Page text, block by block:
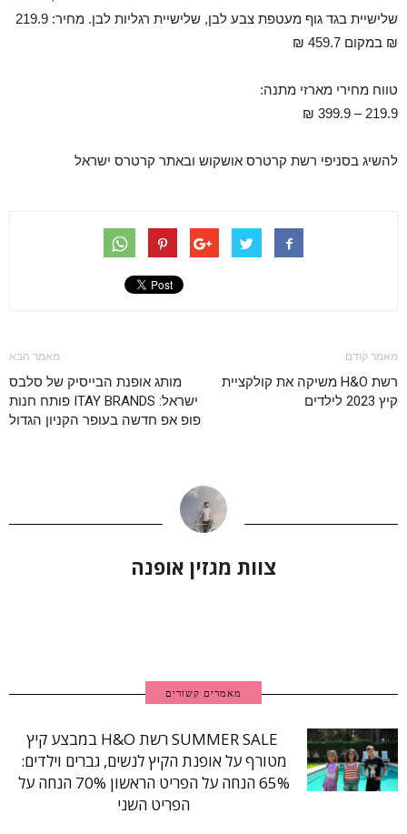
שלישיית בגד גוף מעטפת צבע לבן, שלישיית רגליות לבן. מחיר: 219.9
₪ במקום 459.7 ₪
טווח מחירי מארזי מתנה:
219.9 – 399.9 ₪
להשיג בסניפי רשת קרטרס אושקוש ובאתר קרטרס ישראל
מאמר קודם
רשת H&O משיקה את קולקציית
קיץ 2023 לילדים
מאמר הבא
מותג אופנת הבייסיק של סלבס
ישראל: ITAY BRANDS פותח חנות
פופ אפ חדשה בעופר הקניון הגדול
צוות מגזין אופנה
מאמרים קשורים
SUMMER SALE רשת H&O במבצע קיץ
מטורף על אופנת הקיץ לנשים, גברים וילדים:
65% הנחה על הפריט הראשון 70% הנחה על
הפריט השני